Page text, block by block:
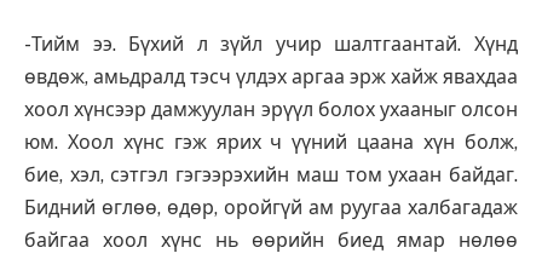
-Тийм ээ. Бүхий л зүйл учир шалтгаантай. Хүнд
өвдөж, амьдралд тэсч үлдэх аргаа эрж хайж явахдаа
хоол хүнсээр дамжуулан эрүүл болох ухааныг олсон
юм. Хоол хүнс гэж ярих ч үүний цаана хүн болж,
бие, хэл, сэтгэл гэгээрэхийн маш том ухаан байдаг.
Бидний өглөө, өдөр, оройгүй ам руугаа халбагадаж
байгаа хоол хүнс нь өөрийн биед ямар нөлөө